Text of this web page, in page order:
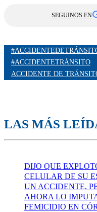
SEGUINOS EN
#ACCIDENTETRÁNSITO
ACCIDENTE DE
LAS MÁS
DIJO QUE
CELULAR DE SU
UN ACCIDENTE,
AHORA LO
FEMICIDIO EN